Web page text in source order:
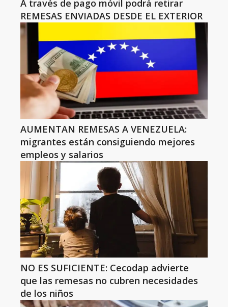
A través de pago móvil podrá retirar
REMESAS ENVIADAS DESDE EL EXTERIOR
AUMENTAN REMESAS A VENEZUELA:
migrantes están consiguiendo mejores
empleos y salarios
NO ES SUFICIENTE: Cecodap advierte
que las remesas no cubren necesidades
de los niños